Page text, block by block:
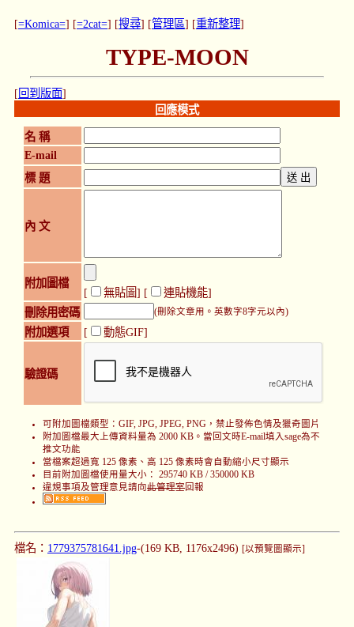
[=Komica=] [=2cat=] [搜尋] [管理區] [重新整理]
TYPE-MOON
[ 回到版面]
回應模式
名 稱
E-mail
標 題
內 文
附加圖檔
[ 無貼圖] [ 連貼機能]
刪除用密碼
(刪除文章用。英數字8字元以內)
附加選項 [ 動態GIF]
驗證碼
可附加圖檔類型：GIF, JPG, JPEG, PNG，禁止發佈色情及獵奇圖片
附加圖檔最大上傳資料量為 2000 KB。當回文時E-mail填入sage為不
推文功能
當檔案超過寬 125 像素、高 125 像素時會自動縮小尺寸顯示
目前附加圖檔使用量大小： 295740 KB / 350000 KB
違規事項及管理意見請向此管理室 回報
檔名： 1779375781641.jpg-(169 KB, 1176x2496) [以預覽圖顯示]